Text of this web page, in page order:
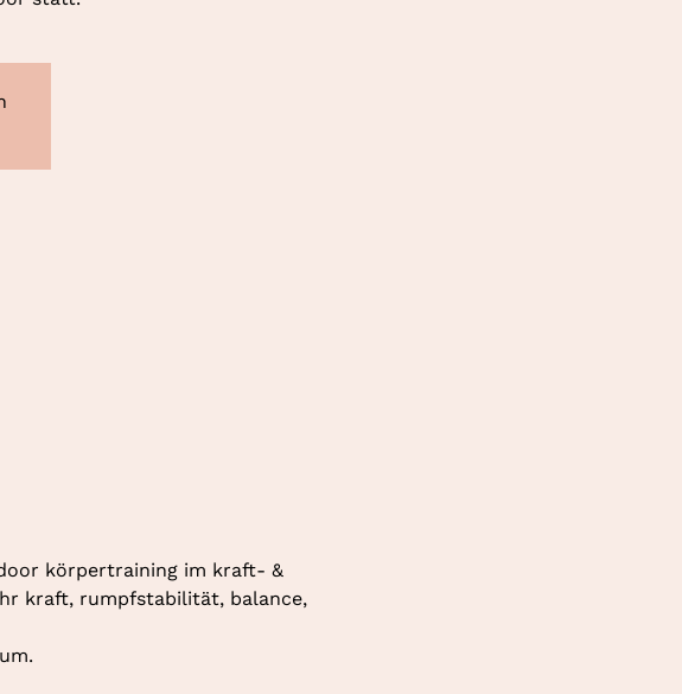
körpertraining im kraft- &
kraft, rumpfstabilität, balance,